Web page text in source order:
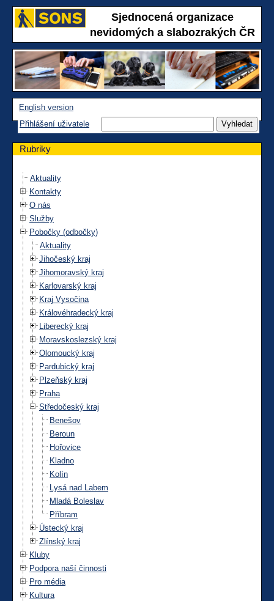
Sjednocená organizace
nevidomých a slabozrakých ČR
English version
Přihlášení uživatele
Rubriky
Aktuality
Kontakty
O nás
Služby
Pobočky (odbočky)
Aktuality
Jihočeský kraj
Jihomoravský kraj
Karlovarský kraj
Kraj Vysočina
Královéhradecký kraj
Liberecký kraj
Moravskoslezský kraj
Olomoucký kraj
Pardubický kraj
Plzeňský kraj
Praha
Středočeský kraj
Benešov
Beroun
Hořovice
Kladno
Kolín
Lysá nad Labem
Mladá Boleslav
Příbram
Ústecký kraj
Zlínský kraj
Kluby
Podpora naší činnosti
Pro média
Kultura